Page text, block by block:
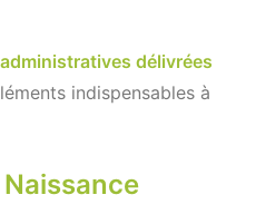
délivrées
indispensables à
Naissance